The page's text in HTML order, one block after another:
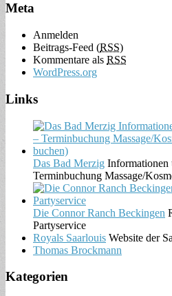
Meta
Anmelden
Beitrags-Feed (RSS)
Kommentare als RSS
WordPress.org
Links
Das Bad Merzig Informationen
Terminbuchung Massage/
Die Connor Ranch Beckingen
Partyservice
Royals Saarlouis Website der
Thomas Brockmann
Kategorien